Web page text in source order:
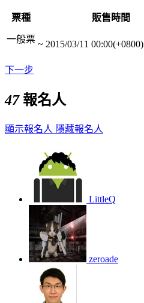
票種 販售時間
一般票 ~ 2015/03/11 00:00(+0800)
下一步
47報名人
顯示報名人 隱藏報名人
LittleQ
zeroade